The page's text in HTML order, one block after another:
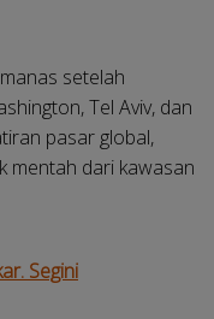
setelah
Tel Aviv, dan
pasar global,
mentah dari kawasan
Segini